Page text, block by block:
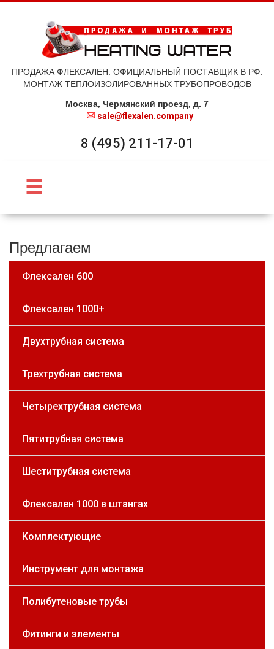
ПРОДАЖА ФЛЕКСАЛЕН. ОФИЦИАЛЬНЫЙ ПОСТАВЩИК В РФ.
МОНТАЖ ТЕПЛОИЗОЛИРОВАННЫХ ТРУБОПРОВОДОВ
Москва, Чермянский проезд, д. 7
sale@flexalen.company
8 (495) 211-17-01
Предлагаем
Флексален 600
Флексален 1000+
Двухтрубная система
Трехтрубная система
Четырехтрубная система
Пятитрубная система
Шеститрубная система
Флексален 1000 в штангах
Комплектующие
Инструмент для монтажа
Полибутеновые трубы
Фитинги и элементы